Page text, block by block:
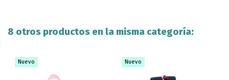
8 otros productos en la misma categoría:
Nuevo Nuevo